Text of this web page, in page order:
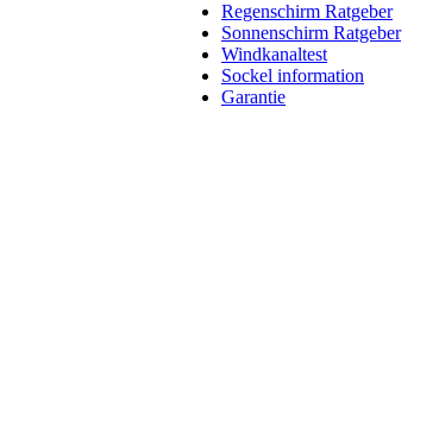
Regenschirm Ratgeber
Sonnenschirm Ratgeber
Windkanaltest
Sockel information
Garantie